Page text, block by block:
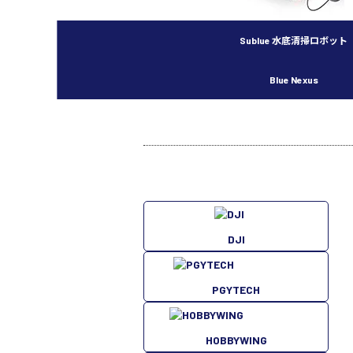
Sublue 水底清掃ロボット
Blue Nexus
DJI
PGYTECH
HOBBYWING